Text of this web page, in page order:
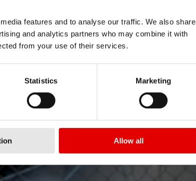
features and to analyse our traffic. We also share
and analytics partners who may combine it with
from your use of their services.
Statistics Marketing
Allow all